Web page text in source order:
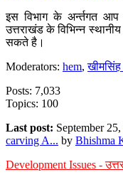
इस विभाग के अर्न्तगत आप
उत्तराखंड के विभिन्न
सकते है।
Moderators: hem,खीमसिंह
Posts: 7,033
Topics: 100
Last post: September
carving A... by Bhishma
Development Issues -